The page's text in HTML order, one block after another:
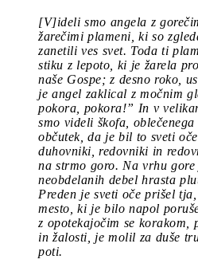
[V]ideli smo angela z
žarečimi plameni, ki so
zanetili ves svet. Toda ti
stiku z lepoto, ki je žarela
naše Gospe; z desno roko,
je angel zaklical z močnim
pokora, pokora!” In v
smo videli škofa,
občutek, da je bil to sveti
duhovniki, redovniki in
na strmo goro. Na vrhu
neobdelanih debel hrasta
Preden je sveti oče prišel
mesto, ki je bilo napol
z opotekajočim se korakom,
in žalosti, je molil za duše
poti.